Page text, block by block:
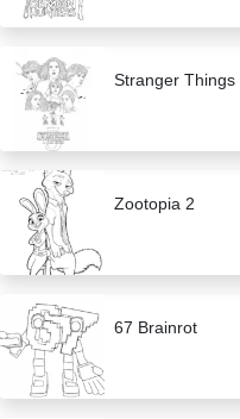
Stranger Things
Zootopia 2
67 Brainrot